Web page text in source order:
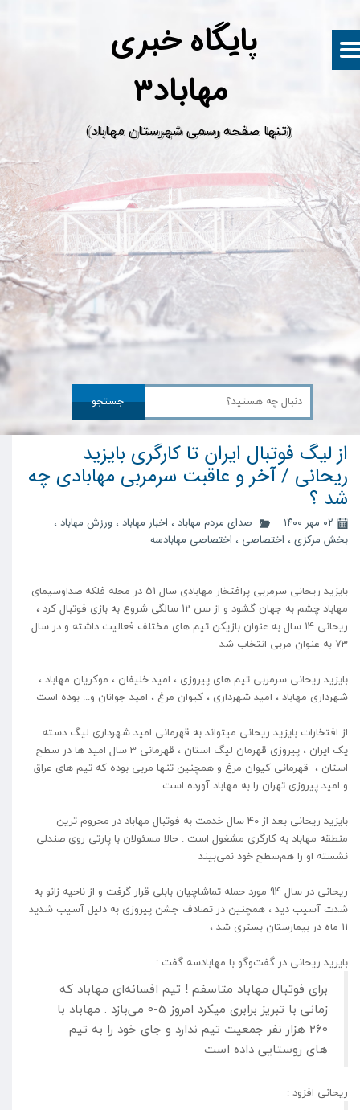
پایگاه خبری
​(تنها صفحه رسمی شهرستان مهاباد)
جستجو
از لیگ فوتبال ایران تا کارگری بایزید
ریحانی / آخر و عاقبت سرمربی مهابادی چه
شد ؟
۰۲ مهر ۱۴۰۰ صدای مردم مهاباد ، اخبار مهاباد ، ورزش مهاباد ،
بخش مرکزی ، اختصاصی ، اختصاصی مهابادسه
بایزید ریحانی سرمربی پرافتخار مهابادی سال 51 در محله فلکه صداوسیمای
مهاباد چشم به جهان گشود و از سن 12 سالگی شروع به بازی فوتبال کرد ،
ریحانی 14 سال به عنوان بازیکن تیم های مختلف فعالیت داشته و در سال
73 به عنوان مربی انتخاب شد
بایزید ریحانی سرمربی تیم های پیروزی ، امید خلیفان ، موکریان مهاباد ،
شهرداری مهاباد ، امید شهرداری ، کیوان مرغ ، امید جوانان و... بوده است
از افتخارات بایزید ریحانی میتواند به قهرمانی امید شهرداری لیگ دسته
یک ایران ، پیروزی قهرمان لیگ استان ، قهرمانی 3 سال امید ها در سطح
استان ، قهرمانی کیوان مرغ و همچنین تنها مربی بوده که تیم های عراق
و امید پیروزی تهران را به مهاباد آورده است
بایزید ریحانی‌ بعد از ۴۰ سال خدمت به فوتبال مهاباد در محروم ترین
منطقه مهاباد به کارگری مشغول است . حالا مسئولان با پارتی روی صندلی
نشسته او را هم‌سطح خود نمی‌بیند
ریحانی در سال 94 مورد حمله تماشاچیان بابلی قرار گرفت و از ناحیه زانو به
شدت آسیب دید ، همچنین در تصادف جشن پیروزی به دلیل آسیب شدید
11 ماه در بیمارستان بستری شد ،
بایزید ریحانی‌ در گفت‌وگو با مهابادسه گفت :
برای فوتبال مهاباد متاسفم ! تیم افسانه‌ای مهاباد که
زمانی با تبریز برابری میکرد امروز 5-0 می‌بازد . مهاباد با
260 هزار نفر جمعیت تیم ندارد و جای خود را به تیم
های روستایی داده است
ریحانی افزود :